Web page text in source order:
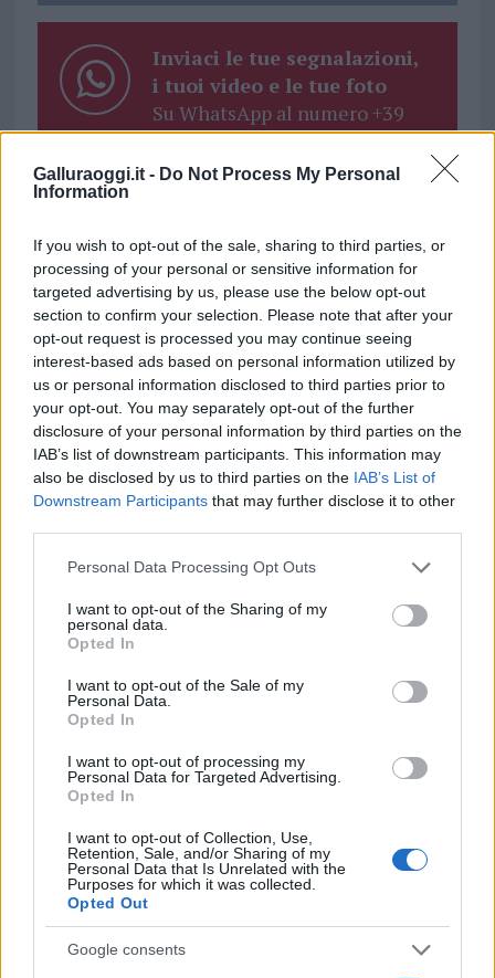
Galluraoggi.it - Do Not Process My Personal
Information
If you wish to opt-out of the sale, sharing to third parties, or
processing of your personal or sensitive information for
targeted advertising by us, please use the below opt-out
section to confirm your selection. Please note that after your
opt-out request is processed you may continue seeing
interest-based ads based on personal information utilized by
us or personal information disclosed to third parties prior to
your opt-out. You may separately opt-out of the further
disclosure of your personal information by third parties on the
IAB’s list of downstream participants. This information may
also be disclosed by us to third parties on the IAB’s List of
Downstream Participants that may further disclose it to other
Please note that this website/app uses one or more Google
not limited to your visit or usage behaviour. You may click to
grant or deny consent to Google and its third-party tags to
use your data for below specified purposes in below Google
consent section.
Personal Data Processing Opt Outs
I want to opt-out of the Sharing of my
personal data.
Opted In
I want to opt-out of the Sale of my
Personal Data.
Opted In
I want to opt-out of processing my
Personal Data for Targeted Advertising.
Opted In
I want to opt-out of Collection, Use,
Retention, Sale, and/or Sharing of my
Personal Data that Is Unrelated with the
Purposes for which it was collected.
Opted Out
Google consents
Inviaci le tue segnalazioni,
i tuoi video e le tue foto
Su WhatsApp al numero +39
345 356 7512
Ricevi le nostre ultime news
daGoogle News
Condividi l'articolo
F
a
ce
b
o
o
k
T
w
it
te
r
Pi
n
te
re
st
W
h
at
s
A
p
S
h
a
re
Articolo precedente
Prossimo articolo
NOTIZIE RECENTI
Robbie Williams incanta il gala del Big Art
Festival al Romazzino
Arzachena
Salvini al concerto per De Andrè, la nipote: “Mio
nonno gli avrebbe chiesto che cazzo ci faceva”